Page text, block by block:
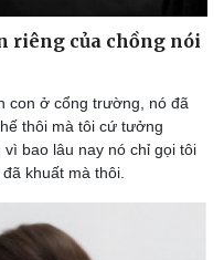
riêng của chồng nói
con ở cổng trường, nó đã
thôi mà tôi cứ tưởng
bao lâu nay nó chỉ gọi tôi
khuất mà thôi.